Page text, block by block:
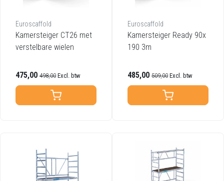
Euroscaffold
Kamersteiger CT26 met
verstelbare wielen
475,00 498,00 Excl. btw
Euroscaffold
Kamersteiger Ready 90x
190 3m
485,00 509,00 Excl. btw